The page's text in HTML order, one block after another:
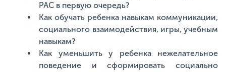
РАС в первую очередь?
Как обучать ребенка навыкам коммуникации,
социального взаимодействия, игры, учебным
навыкам?
Как уменьшить у ребенка нежелательное
поведение и сформировать социально